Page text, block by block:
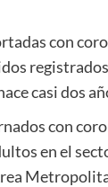
con
casi dos
con
en el